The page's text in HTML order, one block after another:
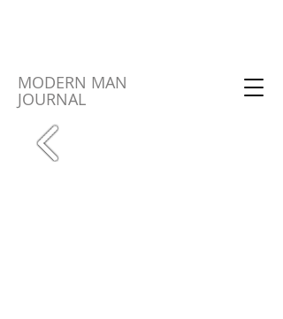
MODERN MAN
JOURNAL